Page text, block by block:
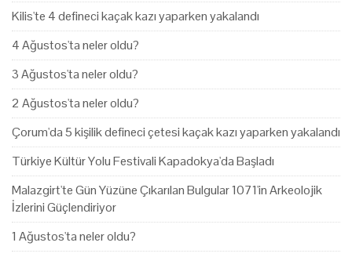
Kilis'te 4 defineci kaçak kazı yaparken yakalandı
4 Ağustos'ta neler oldu?
3 Ağustos'ta neler oldu?
2 Ağustos'ta neler oldu?
Çorum'da 5 kişilik defineci çetesi kaçak kazı yaparken yakalandı
Türkiye Kültür Yolu Festivali Kapadokya'da Başladı
Malazgirt'te Gün Yüzüne Çıkarılan Bulgular 1071'in Arkeolojik
İzlerini Güçlendiriyor
1 Ağustos'ta neler oldu?